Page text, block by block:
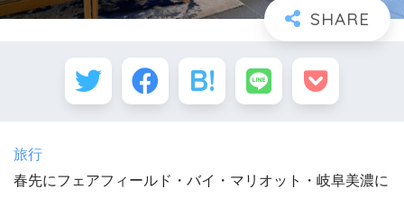
旅行
春先にフェアフィールド・バイ・マリオット・岐阜美濃に